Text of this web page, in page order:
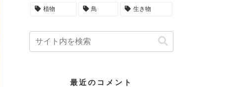
植物 鳥 生き物
最近のコメント